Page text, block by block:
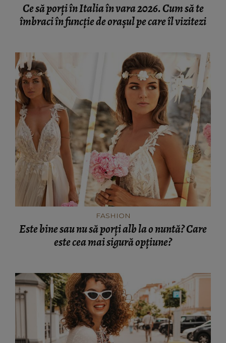
Ce să porți în Italia în vara 2026. Cum să te
îmbraci în funcție de orașul pe care îl vizitezi
FASHION
Este bine sau nu să porți alb la o nuntă? Care
este cea mai sigură opțiune?